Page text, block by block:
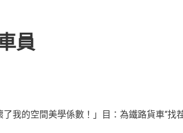
員
我的空間美學係數！」目：為鐵路貨車“找